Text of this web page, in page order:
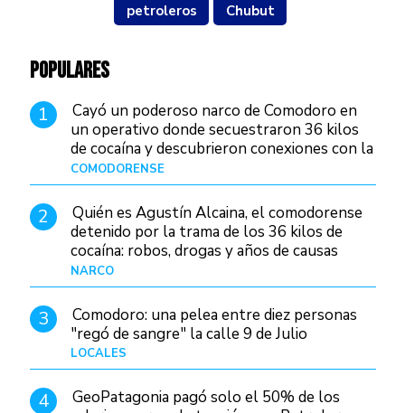
petroleros Chubut
POPULARES
1
Cayó un poderoso narco de Comodoro en
un operativo donde secuestraron 36 kilos
de cocaína y descubrieron conexiones con la
Patagonia
COMODORENSE
2
Quién es Agustín Alcaina, el comodorense
detenido por la trama de los 36 kilos de
cocaína: robos, drogas y años de causas
judiciales
NARCO
3
Comodoro: una pelea entre diez personas
"regó de sangre" la calle 9 de Julio
LOCALES
4
GeoPatagonia pagó solo el 50% de los